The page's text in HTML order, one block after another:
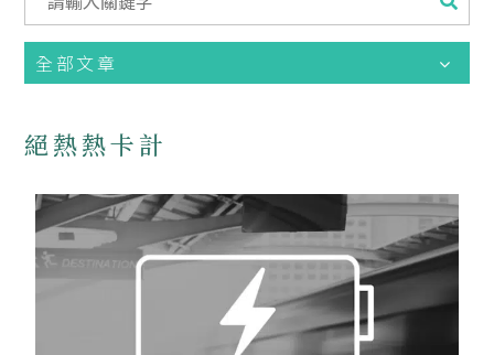
全部文章
絕熱熱卡計